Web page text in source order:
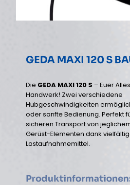
GEDA MAXI 120 S
Die GEDA MAXI 120 S – Euer
Handwerk! Zwei verschiedene
Hubgeschwindigkeiten
oder sanfte Bedienung. Perfekt
sicheren Transport von
Gerüst-Elementen dank
Lastaufnahmemittel.